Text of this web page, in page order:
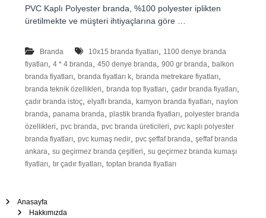
Ç
a
ı
r
–
T
e
n
t
e
–
PVC Kaplı Polyester branda, %100 polyester iplikten
üretilmekte ve müşteri ihtiyaçlarına göre …
Branda 10x15 branda fiyatları,
1100 denye branda
fiyatları, 4 * 4 branda 450 denye branda 900 gr branda
balkon
branda fiyatları, branda fiyatları k, branda metrekare fiyatları,
branda teknik özellikleri branda top fiyatları, çadır branda fiyatları,
çadır branda istoç, elyaflı branda kamyon branda fiyatları, naylon
branda panama branda plastik branda fiyatları, polyester branda
özellikleri
pvc branda pvc branda üreticileri
pvc kaplı polyester
branda fiyatları, pvc kumaş nedir, pvc şeffaf branda şeffaf branda
ankara su geçirmez branda çeşitleri
su geçirmez branda kumaşı
fiyatları, tır çadır fiyatları, toptan branda fiyatları
Anasayfa
Hakkımızda